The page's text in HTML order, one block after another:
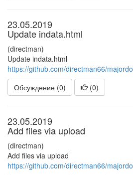
23.05.2019
Update indata.html
(directman)
Update indata.html
https://github.com/directman66/
Обсуждение (0)
(0)
23.05.2019
Add files via upload
(directman)
Add files via upload
https://github.com/directman66/